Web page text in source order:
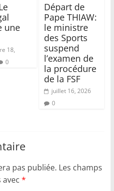
une
18,
0
Départ de
Pape THIAW:
le ministre
des Sports
suspend
l’examen de
la procédure
de la FSF
juillet 16, 2026
0
pas publiée. Les champs
*